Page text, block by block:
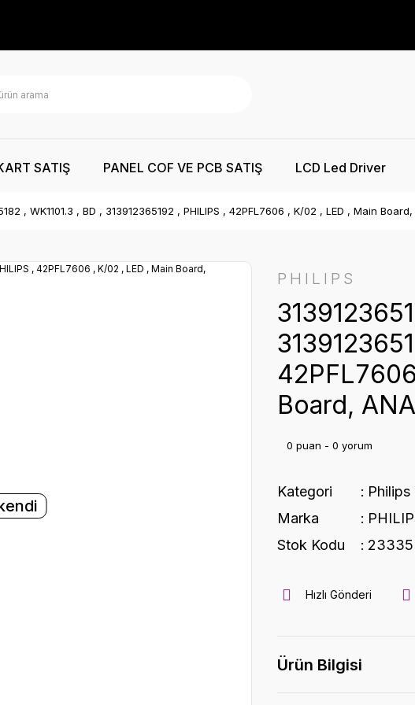
SATIŞ PANEL COF VE PCB SATIŞ LCD Led Driver
, WK1101.3 , BD , 313912365192 , PHILIPS , 42PFL7606 , K/02 , LED , Main Board,
PHILIPS
Board,
0 puan - 0 yorum
Kategori
Marka
Stok Kodu
23335
Hızlı Gönderi
Ürün Bilgisi